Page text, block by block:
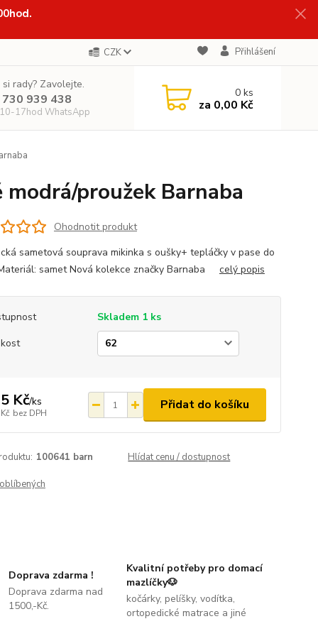
CZK Přihlášení
rady? Zavolejte.
939 438
17hod WhatsApp
0ks
za 0,00 Kč
proužek Barnaba
Ohodnotit produkt
sametová souprava mikinka s oušky+ tepláčky v pase do
samet Nová kolekce značky Barnaba celý popis
Skladem 1 ks
Kč/ks
bez DPH
Přidat do košíku
100641 barn Hlídat cenu / dostupnost
Doprava zdarma !
Doprava zdarma nad
1500,-Kč.
Kvalitní potřeby pro domací
mazlíčky🐶
kočárky, pelíšky, vodítka,
ortopedické matrace a jiné